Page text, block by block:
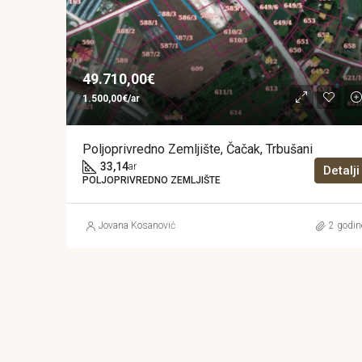
49.710,00€
1.500,00€/ar
Poljoprivredno Zemljište, Čačak, Trbušani
33,14ar
POLJOPRIVREDNO ZEMLJIŠTE
Detalji
Jovana Kosanović 2